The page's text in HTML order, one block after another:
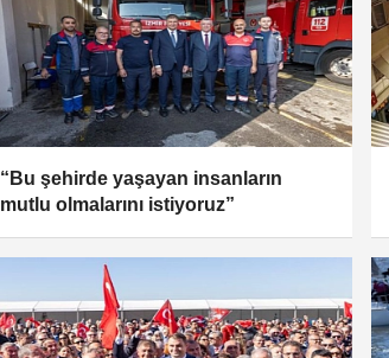
“Bu şehirde yaşayan insanların
mutlu olmalarını istiyoruz”